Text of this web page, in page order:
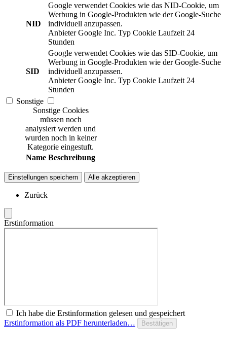
NID
Google verwendet Cookies wie das NID-Cookie, um
Werbung in Google-Produkten wie der Google-Suche
individuell anzupassen.
Anbieter Google Inc. Typ Cookie Laufzeit 24
Stunden
SID
Google verwendet Cookies wie das SID-Cookie, um
Werbung in Google-Produkten wie der Google-Suche
individuell anzupassen.
Anbieter Google Inc. Typ Cookie Laufzeit 24
Stunden
Sonstige
Sonstige Cookies
müssen noch
analysiert werden und
wurden noch in keiner
Kategorie eingestuft.
Name Beschreibung
Einstellungen speichern Alle akzeptieren
Zurück
Erstinformation
Ich habe die Erstinformation gelesen und gespeichert
Erstinformation als PDF herunterladen…
Bestätigen